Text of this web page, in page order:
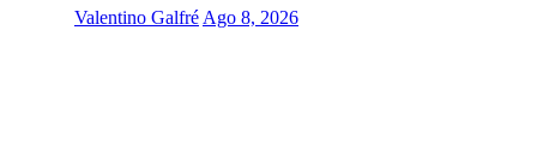
Valentino GalfréAgo 8, 2026